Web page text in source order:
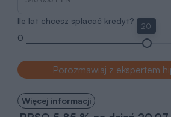
Ile lat chcesz spłacać kredyt?
0
20
Porozmawiaj z ekspertem
Więcej informacji